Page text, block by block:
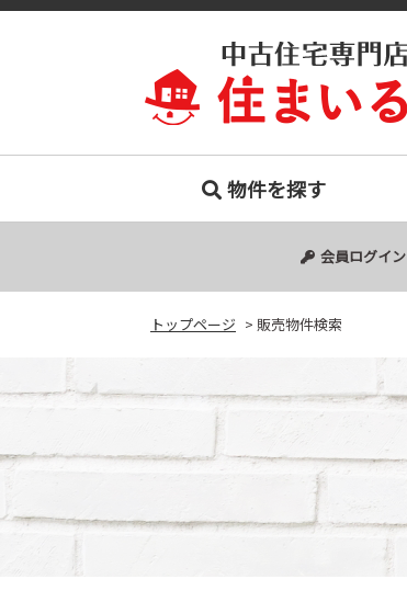
物件を探す
中古マンション
中古一戸建て
新築一戸建て
会員ログイン
トップページ > 販売物件検索